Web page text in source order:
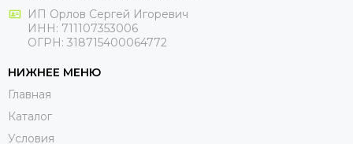
ИП Орлов Сергей Игоревич
ИНН: 711107353006
ОГРН: 318715400064772
НИЖНЕЕ МЕНЮ
Главная
Каталог
Условия